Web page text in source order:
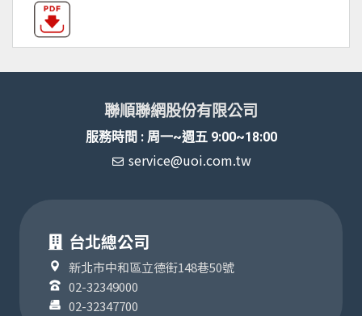
聯順聯網股份有限公司
服務時間 : 周一~週五 9:00~18:00
service@uoi.com.tw
台北總公司
新北市中和區立德街148巷50號
02-32349000
02-32347700